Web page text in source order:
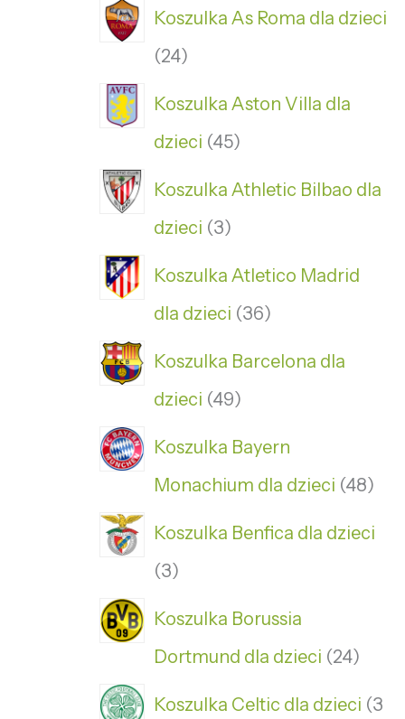
Koszulka As Roma dla dzieci
24
Koszulka Aston Villa dla
dzieci 45
Koszulka Athletic Bilbao dla
dzieci 3
Koszulka Atletico Madrid
dla dzieci 36
Koszulka Barcelona dla
dzieci 49
Koszulka Bayern
Monachium dla dzieci 48
Koszulka Benfica dla dzieci
3
Koszulka Borussia
Dortmund dla dzieci 24
Koszulka Celtic dla dzieci 3